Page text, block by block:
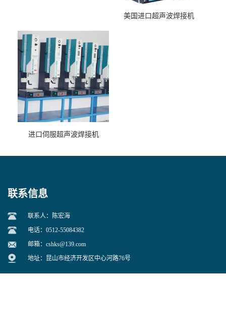
美国进口超声波焊接机
进口伺服超声波焊接机
联系信息
联系人：陈宏海
电话：0512-55084382
邮箱： cshks@139.com
地址：昆山市经济开发区中心河路76号